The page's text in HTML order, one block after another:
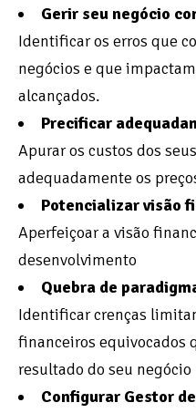
Gerir seu negócio
Identificar os erros que
negócios e que
alcançados.
Precificar
Apurar os custos dos
adequadamente os
Potencializar visão
Aperfeiçoar a visão
desenvolvimento
Quebra de
Identificar crenças
financeiros equivocados
resultado do seu negócio
Configurar Gestor